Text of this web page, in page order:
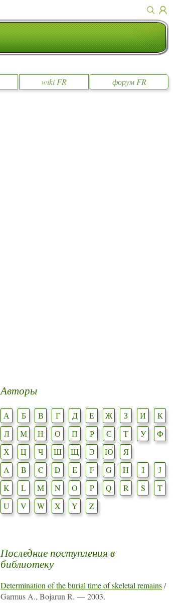
wiki FR форум FR
Авторы
А Б В Г Д Е Ж З И
К
Л
М Н О П Р С Т У
Ф
Х
Ц Ч Ш Щ Э Ю
Я
A
B C D E F G H I
J
K
L M N O P Q R S
T
U
V W X Y Z
Последние поступления в
библиотеку
Determination of the burial time of skeletal remains/
Garmus A., Bojarun R. — 2003.